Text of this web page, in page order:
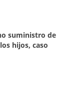
suministro de
hijos, caso